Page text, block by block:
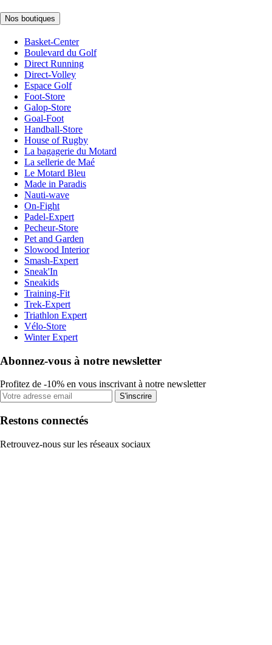
Nos boutiques
Basket-Center
Boulevard du Golf
Direct Running
Direct-Volley
Espace Golf
Foot-Store
Galop-Store
Goal-Foot
Handball-Store
House of Rugby
La bagagerie du Motard
La sellerie de Maé
Le Motard Bleu
Made in Paradis
Nauti-wave
On-Fight
Padel-Expert
Pecheur-Store
Pet and Garden
Slowood Interior
Smash-Expert
Sneak'In
Sneakids
Training-Fit
Trek-Expert
Triathlon Expert
Vélo-Store
Winter Expert
Abonnez-vous à notre newsletter
Profitez de -10% en vous inscrivant à notre newsletter
S'inscrire
Restons connectés
Retrouvez-nous sur les réseaux sociaux